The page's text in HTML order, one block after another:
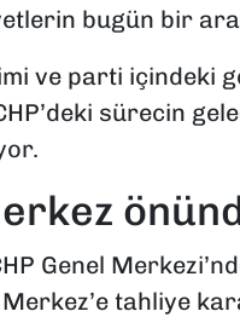
bugün bir
ve parti içindeki
sürecin
Genel
tahliye